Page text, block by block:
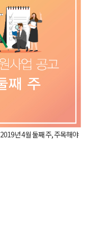
2019년 4월 둘째 주, 주목해야